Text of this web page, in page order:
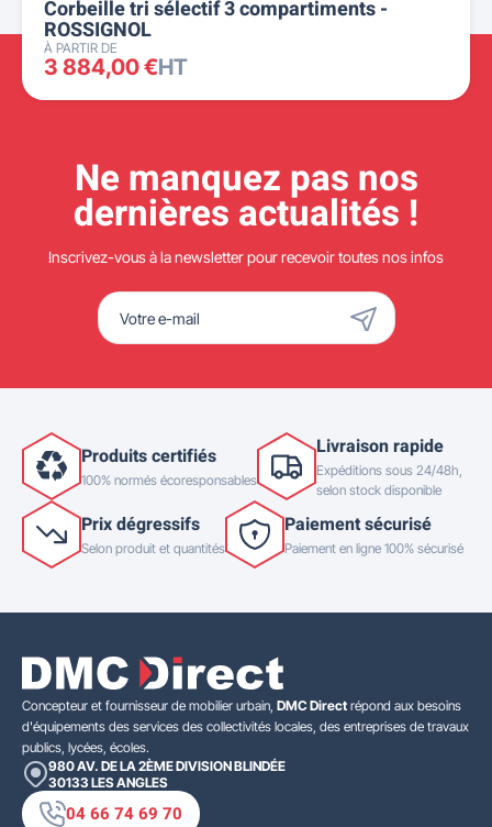
Corbeille tri sélectif 3 compartiments -
ROSSIGNOL
À PARTIR DE
3 884,00 €HT
Ne manquez pas nos
dernières actualités !
Inscrivez-vous à la newsletter pour recevoir toutes nos infos
Produits certifiés
100% normés écoresponsables
Livraison rapide
Expéditions sous 24/48h,
selon stock disponible
Prix dégressifs
Selon produit et quantités
Paiement sécurisé
Paiement en ligne 100% sécurisé
Concepteur et fournisseur de mobilier urbain, DMC Direct répond aux besoins
d'équipements des services des collectivités locales, des entreprises de travaux
publics, lycées, écoles.
980 AV. DE LA 2ÈME DIVISION BLINDÉE
30133 LES ANGLES
04 66 74 69 70